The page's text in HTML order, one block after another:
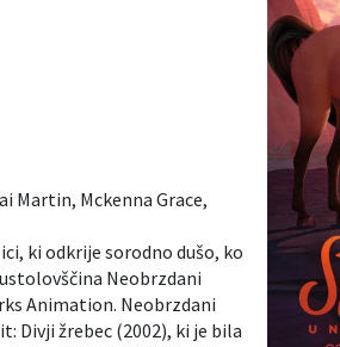
Martin, Mckenna Grace,
ki odkrije sorodno dušo, ko
Neobrzdani
Animation. Neobrzdani
Divji žrebec (2002), ki je bila